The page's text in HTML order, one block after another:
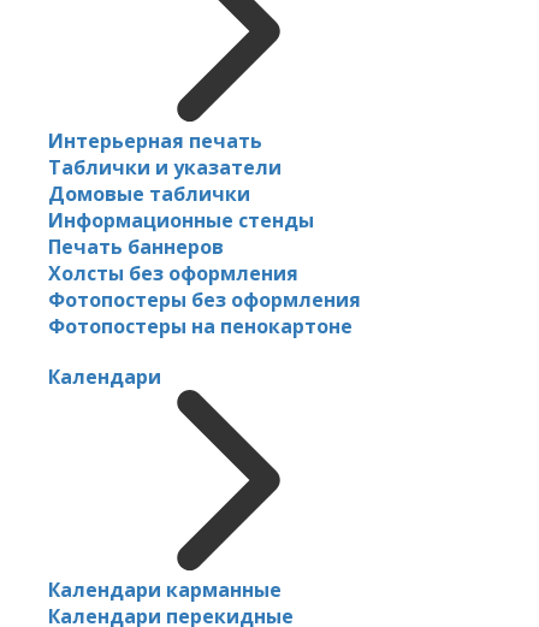
Интерьерная печать
Таблички и указатели
Домовые таблички
Информационные стенды
Печать баннеров
Холсты без оформления
Фотопостеры без оформления
Фотопостеры на пенокартоне
Календари
Календари карманные
Календари перекидные